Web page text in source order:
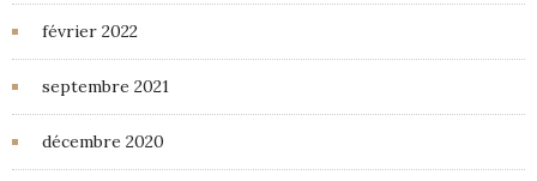
février 2022
septembre 2021
décembre 2020